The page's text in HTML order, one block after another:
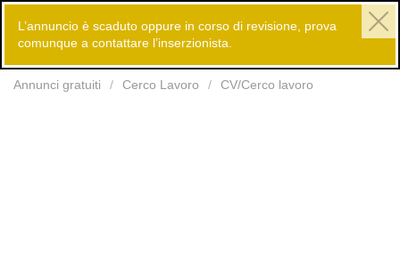
Annunci gratuiti Cerco Lavoro CV/Cerco lavoro
L’annuncio è scaduto oppure in corso di revisione, prova
comunque a contattare l’inserzionista.